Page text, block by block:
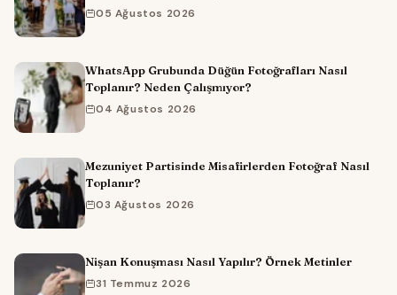
05 Ağustos 2026
WhatsApp Grubunda Düğün Fotoğrafları Nasıl
Toplanır? Neden Çalışmıyor?
04 Ağustos 2026
Mezuniyet Partisinde Misafirlerden Fotoğraf Nasıl
Toplanır?
03 Ağustos 2026
Nişan Konuşması Nasıl Yapılır? Örnek Metinler
31 Temmuz 2026